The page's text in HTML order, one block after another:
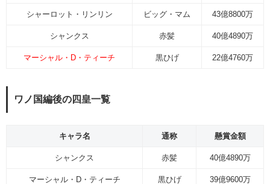
シャーロット・リンリン ビッグ・マム 43億8800万
シャンクス 赤髪 40億4890万
マーシャル・D・ティーチ 黒ひげ 22億4760万
ワノ国編後の四皇一覧
キャラ名 通称 懸賞金額
シャンクス 赤髪 40億4890万
マーシャル・D・ティーチ 黒ひげ 39億9600万